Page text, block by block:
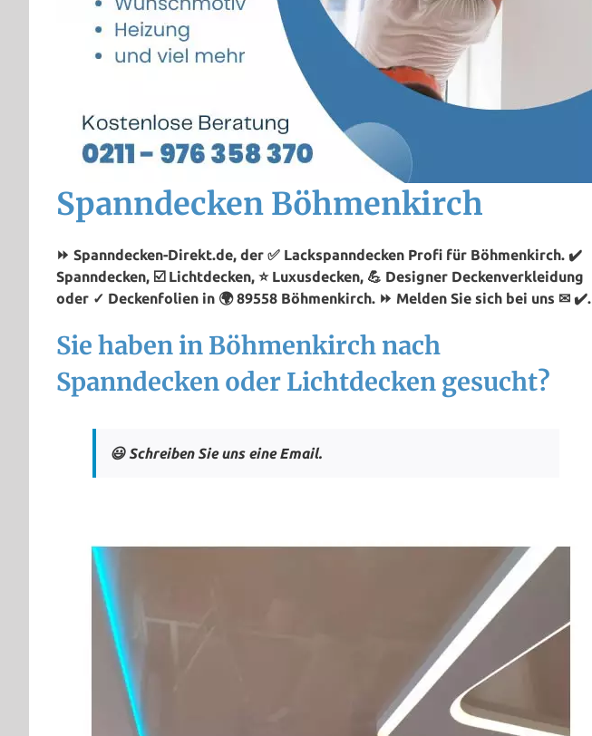
Spanndecken Böhmenkirch
⏩ Spanndecken-Direkt.de, der ✅ Lackspanndecken Profi für Böhmenkirch. ✔️
Spanndecken, ☑️ Lichtdecken, ⭐ Luxusdecken, 💪 Designer Deckenverkleidung
oder ✓ Deckenfolien in 🌍 89558 Böhmenkirch. ⏩ Melden Sie sich bei uns ✉ ✔️.
Sie haben in Böhmenkirch nach
Spanndecken oder Lichtdecken gesucht?
😃 Schreiben Sie uns eine Email.